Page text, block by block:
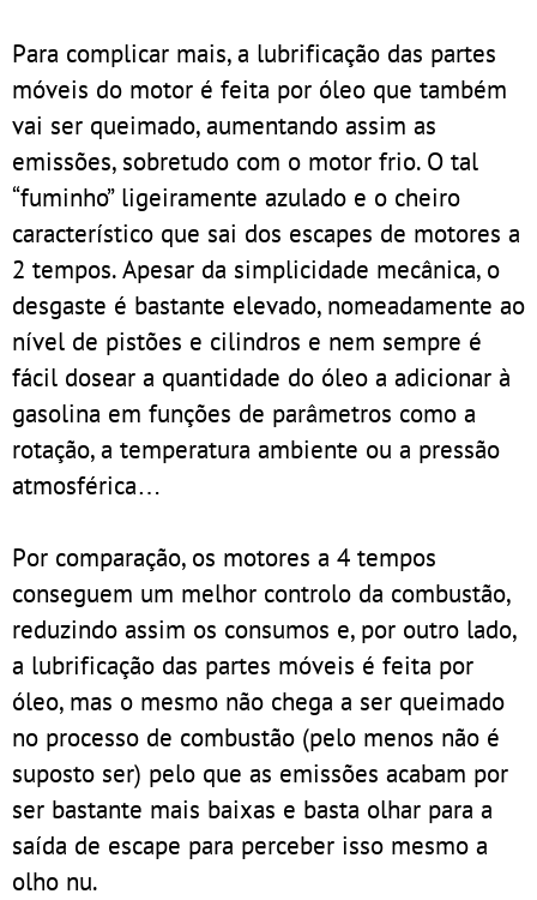
Para complicar mais, a lubrificação das partes
móveis do motor é feita por óleo que também
vai ser queimado, aumentando assim as
emissões, sobretudo com o motor frio. O tal
“fuminho” ligeiramente azulado e o cheiro
característico que sai dos escapes de motores a
2 tempos. Apesar da simplicidade mecânica, o
desgaste é bastante elevado, nomeadamente ao
nível de pistões e cilindros e nem sempre é
fácil dosear a quantidade do óleo a adicionar à
gasolina em funções de parâmetros como a
rotação, a temperatura ambiente ou a pressão
atmosférica…
Por comparação, os motores a 4 tempos
conseguem um melhor controlo da combustão,
reduzindo assim os consumos e, por outro lado,
a lubrificação das partes móveis é feita por
óleo, mas o mesmo não chega a ser queimado
no processo de combustão (pelo menos não é
suposto ser) pelo que as emissões acabam por
ser bastante mais baixas e basta olhar para a
saída de escape para perceber isso mesmo a
olho nu.